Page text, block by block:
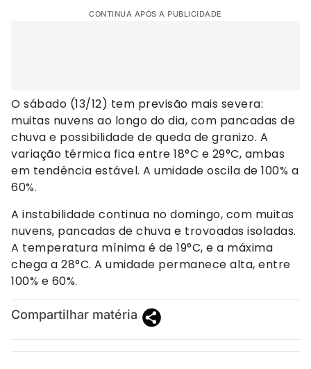
CONTINUA APÓS A PUBLICIDADE
O sábado (13/12) tem previsão mais severa:
muitas nuvens ao longo do dia, com pancadas de
chuva e possibilidade de queda de granizo. A
variação térmica fica entre 18°C e 29°C, ambas
em tendência estável. A umidade oscila de 100% a
60%.
A instabilidade continua no domingo, com muitas
nuvens, pancadas de chuva e trovoadas isoladas.
A temperatura mínima é de 19°C, e a máxima
chega a 28°C. A umidade permanece alta, entre
100% e 60%.
Compartilhar matéria